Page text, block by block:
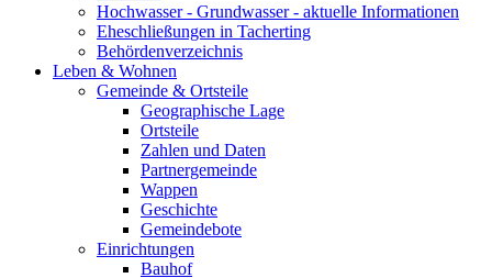
Hochwasser - Grundwasser - aktuelle Informationen
Eheschließungen in Tacherting
Behördenverzeichnis
Leben & Wohnen
Gemeinde & Ortsteile
Geographische Lage
Ortsteile
Zahlen und Daten
Partnergemeinde
Wappen
Geschichte
Gemeindebote
Einrichtungen
Bauhof